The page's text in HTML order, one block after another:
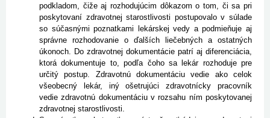
podkladom, čiže aj rozhodujúcim dôkazom o tom, či sa pri
poskytovaní zdravotnej starostlivosti postupovalo v súlade
so súčasnými poznatkami lekárskej vedy a podmieňuje aj
správne rozhodovanie o ďalších liečebných a ostatných
úkonoch. Do zdravotnej dokumentácie patrí aj diferenciácia,
ktorá dokumentuje to, podľa čoho sa lekár rozhoduje pre
určitý postup. Zdravotnú dokumentáciu vedie ako celok
všeobecný lekár, iný ošetrujúci zdravotnícky pracovník
vedie zdravotnú dokumentáciu v rozsahu ním poskytovanej
zdravotnej starostlivosti.